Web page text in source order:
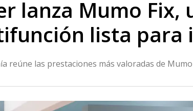
lanza Mumo Fix,
lista para
reúne las prestaciones más valoradas de